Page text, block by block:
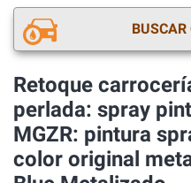
BUSCAR
Retoque
perlada: spray
MGZR: pintura
color original